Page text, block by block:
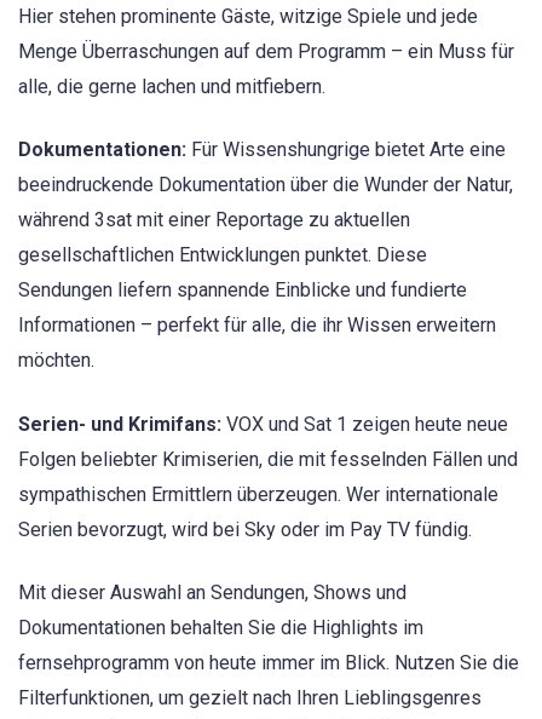
Hier stehen prominente Gäste, witzige Spiele und jede
Menge Überraschungen auf dem Programm – ein Muss für
alle, die gerne lachen und mitfiebern.
Dokumentationen: Für Wissenshungrige bietet Arte eine
beeindruckende Dokumentation über die Wunder der Natur,
während 3sat mit einer Reportage zu aktuellen
gesellschaftlichen Entwicklungen punktet. Diese
Sendungen liefern spannende Einblicke und fundierte
Informationen – perfekt für alle, die ihr Wissen erweitern
möchten.
Serien- und Krimifans: VOX und Sat 1 zeigen heute neue
Folgen beliebter Krimiserien, die mit fesselnden Fällen und
sympathischen Ermittlern überzeugen. Wer internationale
Serien bevorzugt, wird bei Sky oder im Pay TV fündig.
Mit dieser Auswahl an Sendungen, Shows und
Dokumentationen behalten Sie die Highlights im
fernsehprogramm von heute immer im Blick. Nutzen Sie die
Filterfunktionen, um gezielt nach Ihren Lieblingsgenres